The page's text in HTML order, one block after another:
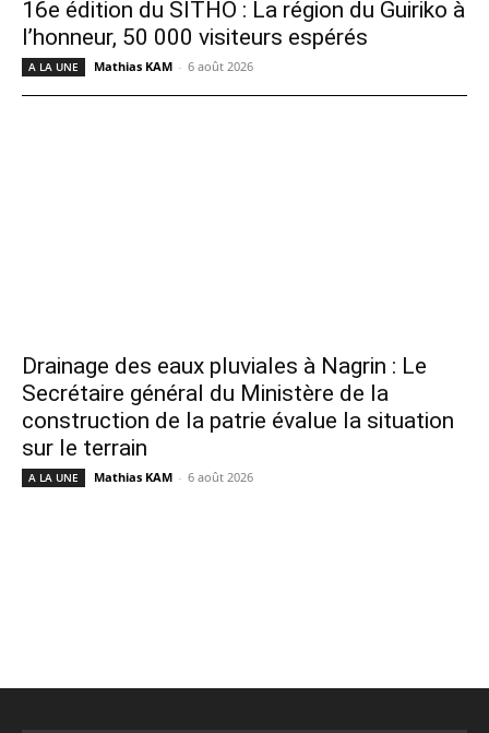
16e édition du SITHO : La région du Guiriko à
l’honneur, 50 000 visiteurs espérés
A LA UNE Mathias KAM - 6 août 2026
Drainage des eaux pluviales à Nagrin : Le
Secrétaire général du Ministère de la
construction de la patrie évalue la situation
sur le terrain
A LA UNE Mathias KAM - 6 août 2026